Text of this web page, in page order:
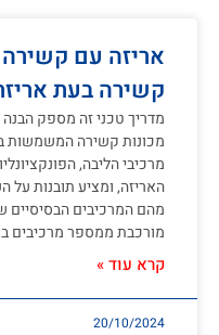
אריזה עם קשירה
קשירה בעת
מדריך טכני זה מספק
מכונות קשירה המשמשות
מרכיבי הליבה,
האריזה, ומציע תובנות על
מהם המרכיבים הבסיסיים
מורכבת ממספר מרכיבים
קרא עוד »
20/10/2024